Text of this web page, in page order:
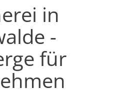
in
-
für